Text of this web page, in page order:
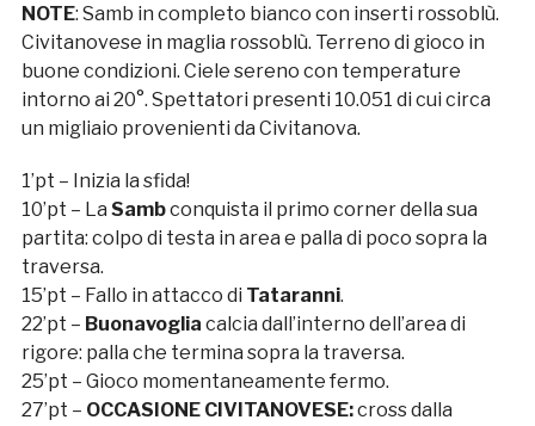
NOTE: Samb in completo bianco con inserti rossoblù.
Civitanovese in maglia rossoblù. Terreno di gioco in
buone condizioni. Ciele sereno con temperature
intorno ai 20°. Spettatori presenti 10.051 di cui circa
un migliaio provenienti da Civitanova.
1’pt – Inizia la sfida!
10’pt – La Sambconquista il primo corner della sua
partita: colpo di testa in area e palla di poco sopra la
traversa.
15’pt – Fallo in attacco di Tataranni.
22’pt – Buonavoglia calcia dall’interno dell’area di
rigore: palla che termina sopra la traversa.
25’pt – Gioco momentaneamente fermo.
27’pt – OCCASIONE CIVITANOVESE:cross dalla